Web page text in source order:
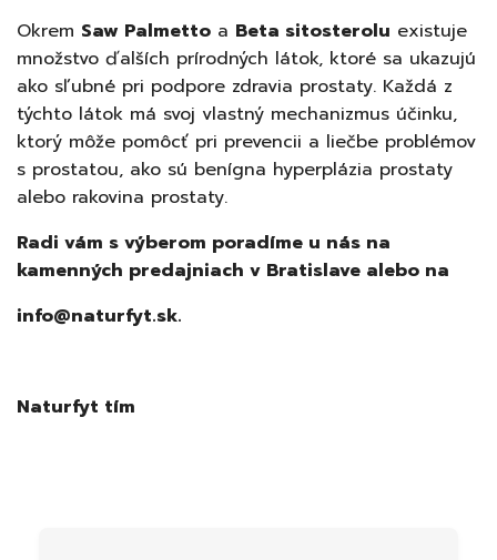
Okrem Saw Palmetto a Beta sitosterolu existuje
množstvo ďalších prírodných látok, ktoré sa ukazujú
ako sľubné pri podpore zdravia prostaty. Každá z
týchto látok má svoj vlastný mechanizmus účinku,
ktorý môže pomôcť pri prevencii a liečbe problémov
s prostatou, ako sú benígna hyperplázia prostaty
alebo rakovina prostaty.
Radi vám s výberom poradíme u nás na
kamenných predajniach v Bratislave alebo na
info@naturfyt.sk.
Naturfyt tím